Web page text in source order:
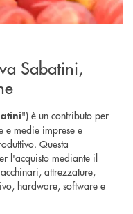
Sabatini,
") è un contributo per
e medie imprese e
Questa
l'acquisto mediante il
attrezzature,
hardware, software e